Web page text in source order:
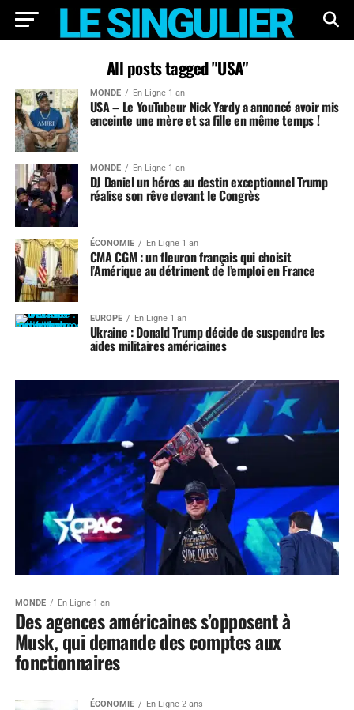
All posts tagged "USA"
MONDE En Ligne 1 an
USA – Le YouTubeur Nick Yardy a annoncé avoir mis
enceinte une mère et sa fille en même temps !
MONDE En Ligne 1 an
DJ Daniel un héros au destin exceptionnel Trump
réalise son rêve devant le Congrès
ÉCONOMIE En Ligne 1 an
CMA CGM : un fleuron français qui choisit
l’Amérique au détriment de l’emploi en France
EUROPE En Ligne 1 an
Ukraine : Donald Trump décide de suspendre les
aides militaires américaines
MONDE En Ligne 1 an
Des agences américaines s’opposent à
Musk, qui demande des comptes aux
fonctionnaires
ÉCONOMIE En Ligne 2 ans